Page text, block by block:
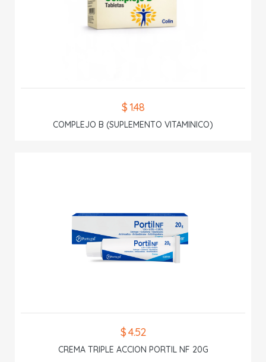
$ 1.48
COMPLEJO B (SUPLEMENTO VITAMINICO)
$ 4.52
CREMA TRIPLE ACCION PORTIL NF 20G